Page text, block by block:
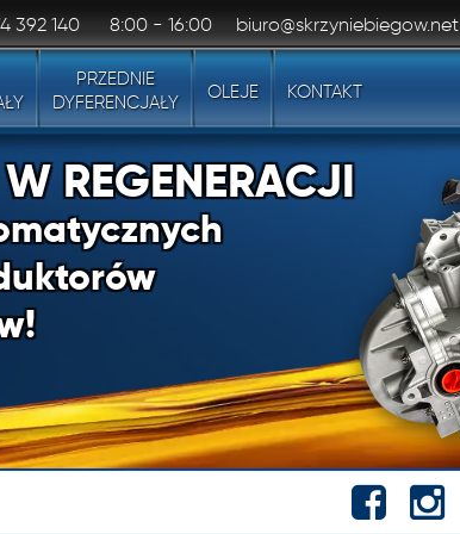
392 140 8:00 - 16:00 biuro@skrzyniebiegow.net
PRZEDNIE
DYFERENCJAŁY
OLEJE KONTAKT
REGENERACJI
REGENERACJI